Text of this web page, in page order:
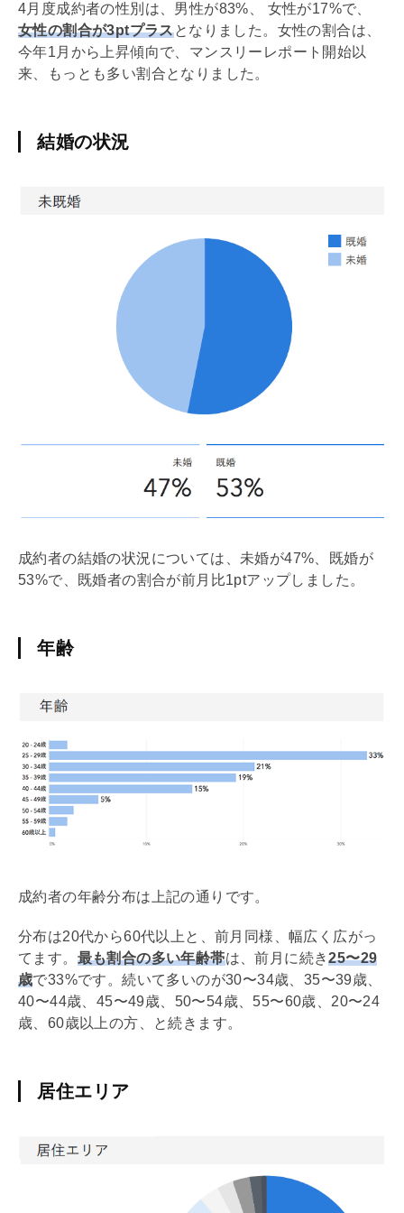
4月度成約者の性別は、男性が83%、 女性が17%で、
女性の割合が3ptプラスとなりました。女性の割合は、
今年1月から上昇傾向で、マンスリーレポート開始以
来、もっとも多い割合となりました。
結婚の状況
成約者の結婚の状況については、未婚が47%、既婚が
53%で、既婚者の割合が前月比1ptアップしました。
年齢
成約者の年齢分布は上記の通りです。
分布は20代から60代以上と、前月同様、幅広く広がっ
てます。 最も割合の多い年齢帯は、前月に続き25〜29
歳で33%です。続いて多いのが30〜34歳、35〜39歳、
40〜44歳、45〜49歳、50〜54歳、55〜60歳、20〜24
歳、60歳以上の方、と続きます。
居住エリア